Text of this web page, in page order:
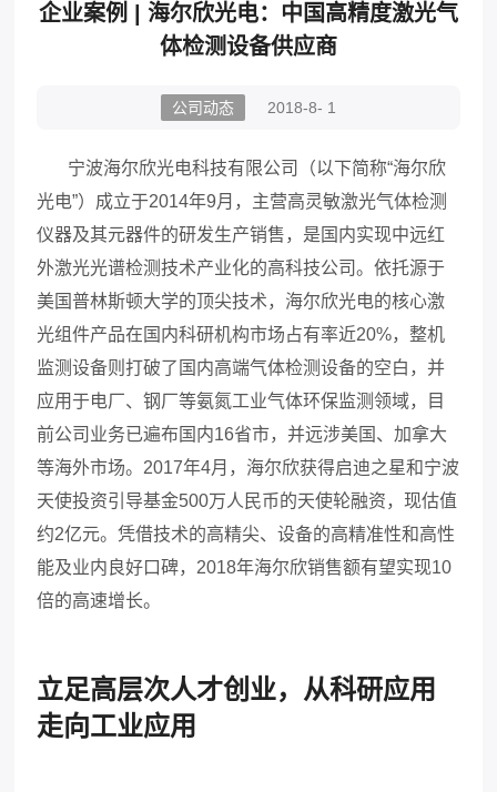
企业案例 | 海尔欣光电：中国高精度激光气
体检测设备供应商
公司动态 2018-8- 1
宁波海尔欣光电科技有限公司（以下简称“海尔欣
光电”）成立于2014年9月，主营高灵敏激光气体检测
仪器及其元器件的研发生产销售，是国内实现中远红
外激光光谱检测技术产业化的高科技公司。依托源于
美国普林斯顿大学的顶尖技术，海尔欣光电的核心激
光组件产品在国内科研机构市场占有率近20%，整机
监测设备则打破了国内高端气体检测设备的空白，并
应用于电厂、钢厂等氨氮工业气体环保监测领域，目
前公司业务已遍布国内16省市，并远涉美国、加拿大
等海外市场。2017年4月，海尔欣获得启迪之星和宁波
天使投资引导基金500万人民币的天使轮融资，现估值
约2亿元。凭借技术的高精尖、设备的高精准性和高性
能及业内良好口碑，2018年海尔欣销售额有望实现10
倍的高速增长。
立足高层次人才创业，从科研应用
走向工业应用